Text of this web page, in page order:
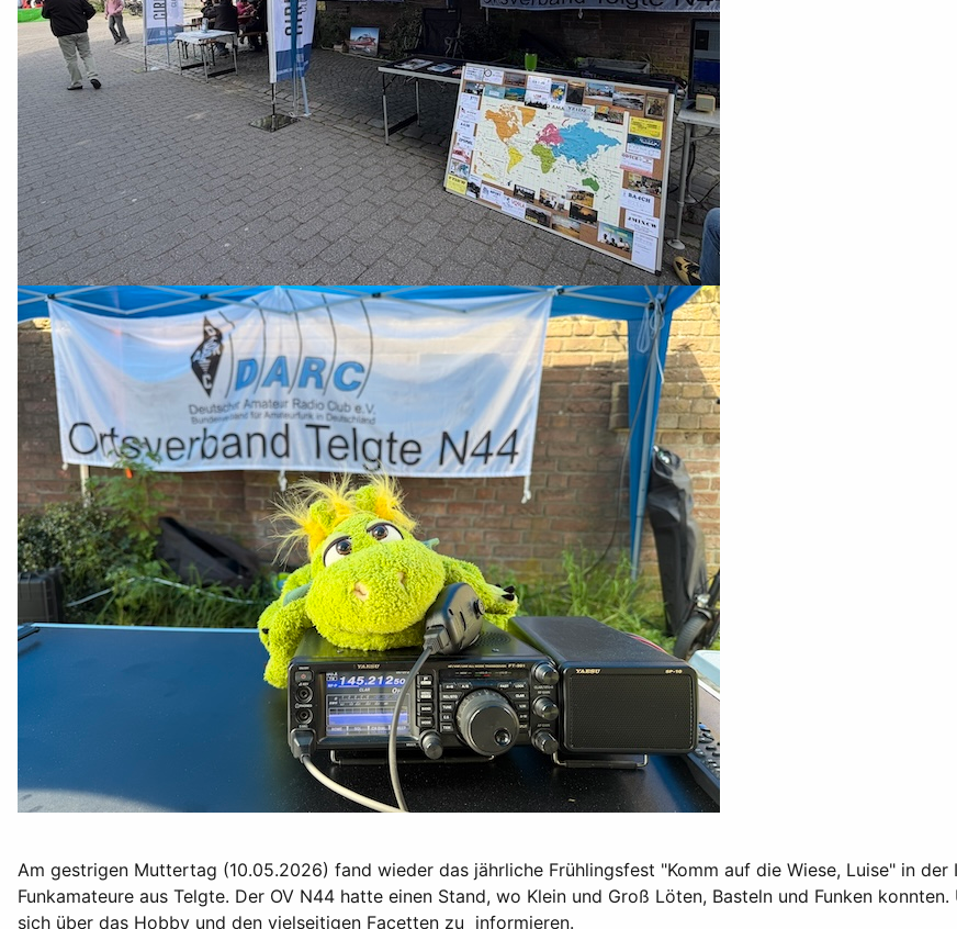
Am gestrigen Muttertag (10.05.2026) fand wieder das jährliche Frühlingsfest "Komm auf die Wiese, Luise" in
Funkamateure aus Telgte. Der OV N44 hatte einen Stand, wo Klein und Groß Löten, Basteln und Funken
sich über das Hobby und den vielseitigen Facetten zu informieren.